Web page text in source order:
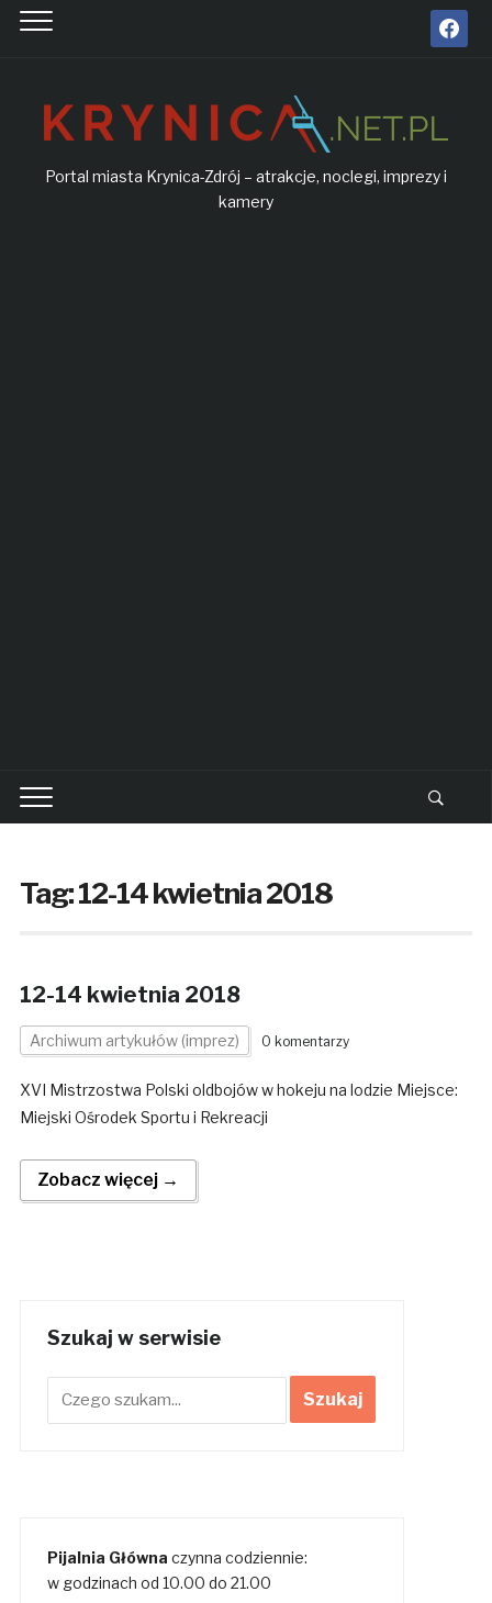
facebook
Portal miasta Krynica-Zdrój – atrakcje, noclegi, imprezy i
kamery
Tag: 12-14 kwietnia 2018
12-14 kwietnia 2018
Archiwum artykułów (imprez) 0 komentarzy
XVI Mistrzostwa Polski oldbojów w hokeju na lodzie Miejsce:
Miejski Ośrodek Sportu i Rekreacji
Zobacz więcej →
Szukaj w serwisie
Pijalnia Główna czynna codziennie:
w godzinach od 10.00 do 21.00